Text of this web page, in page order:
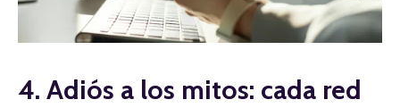
4. Adiós a los mitos: cada red